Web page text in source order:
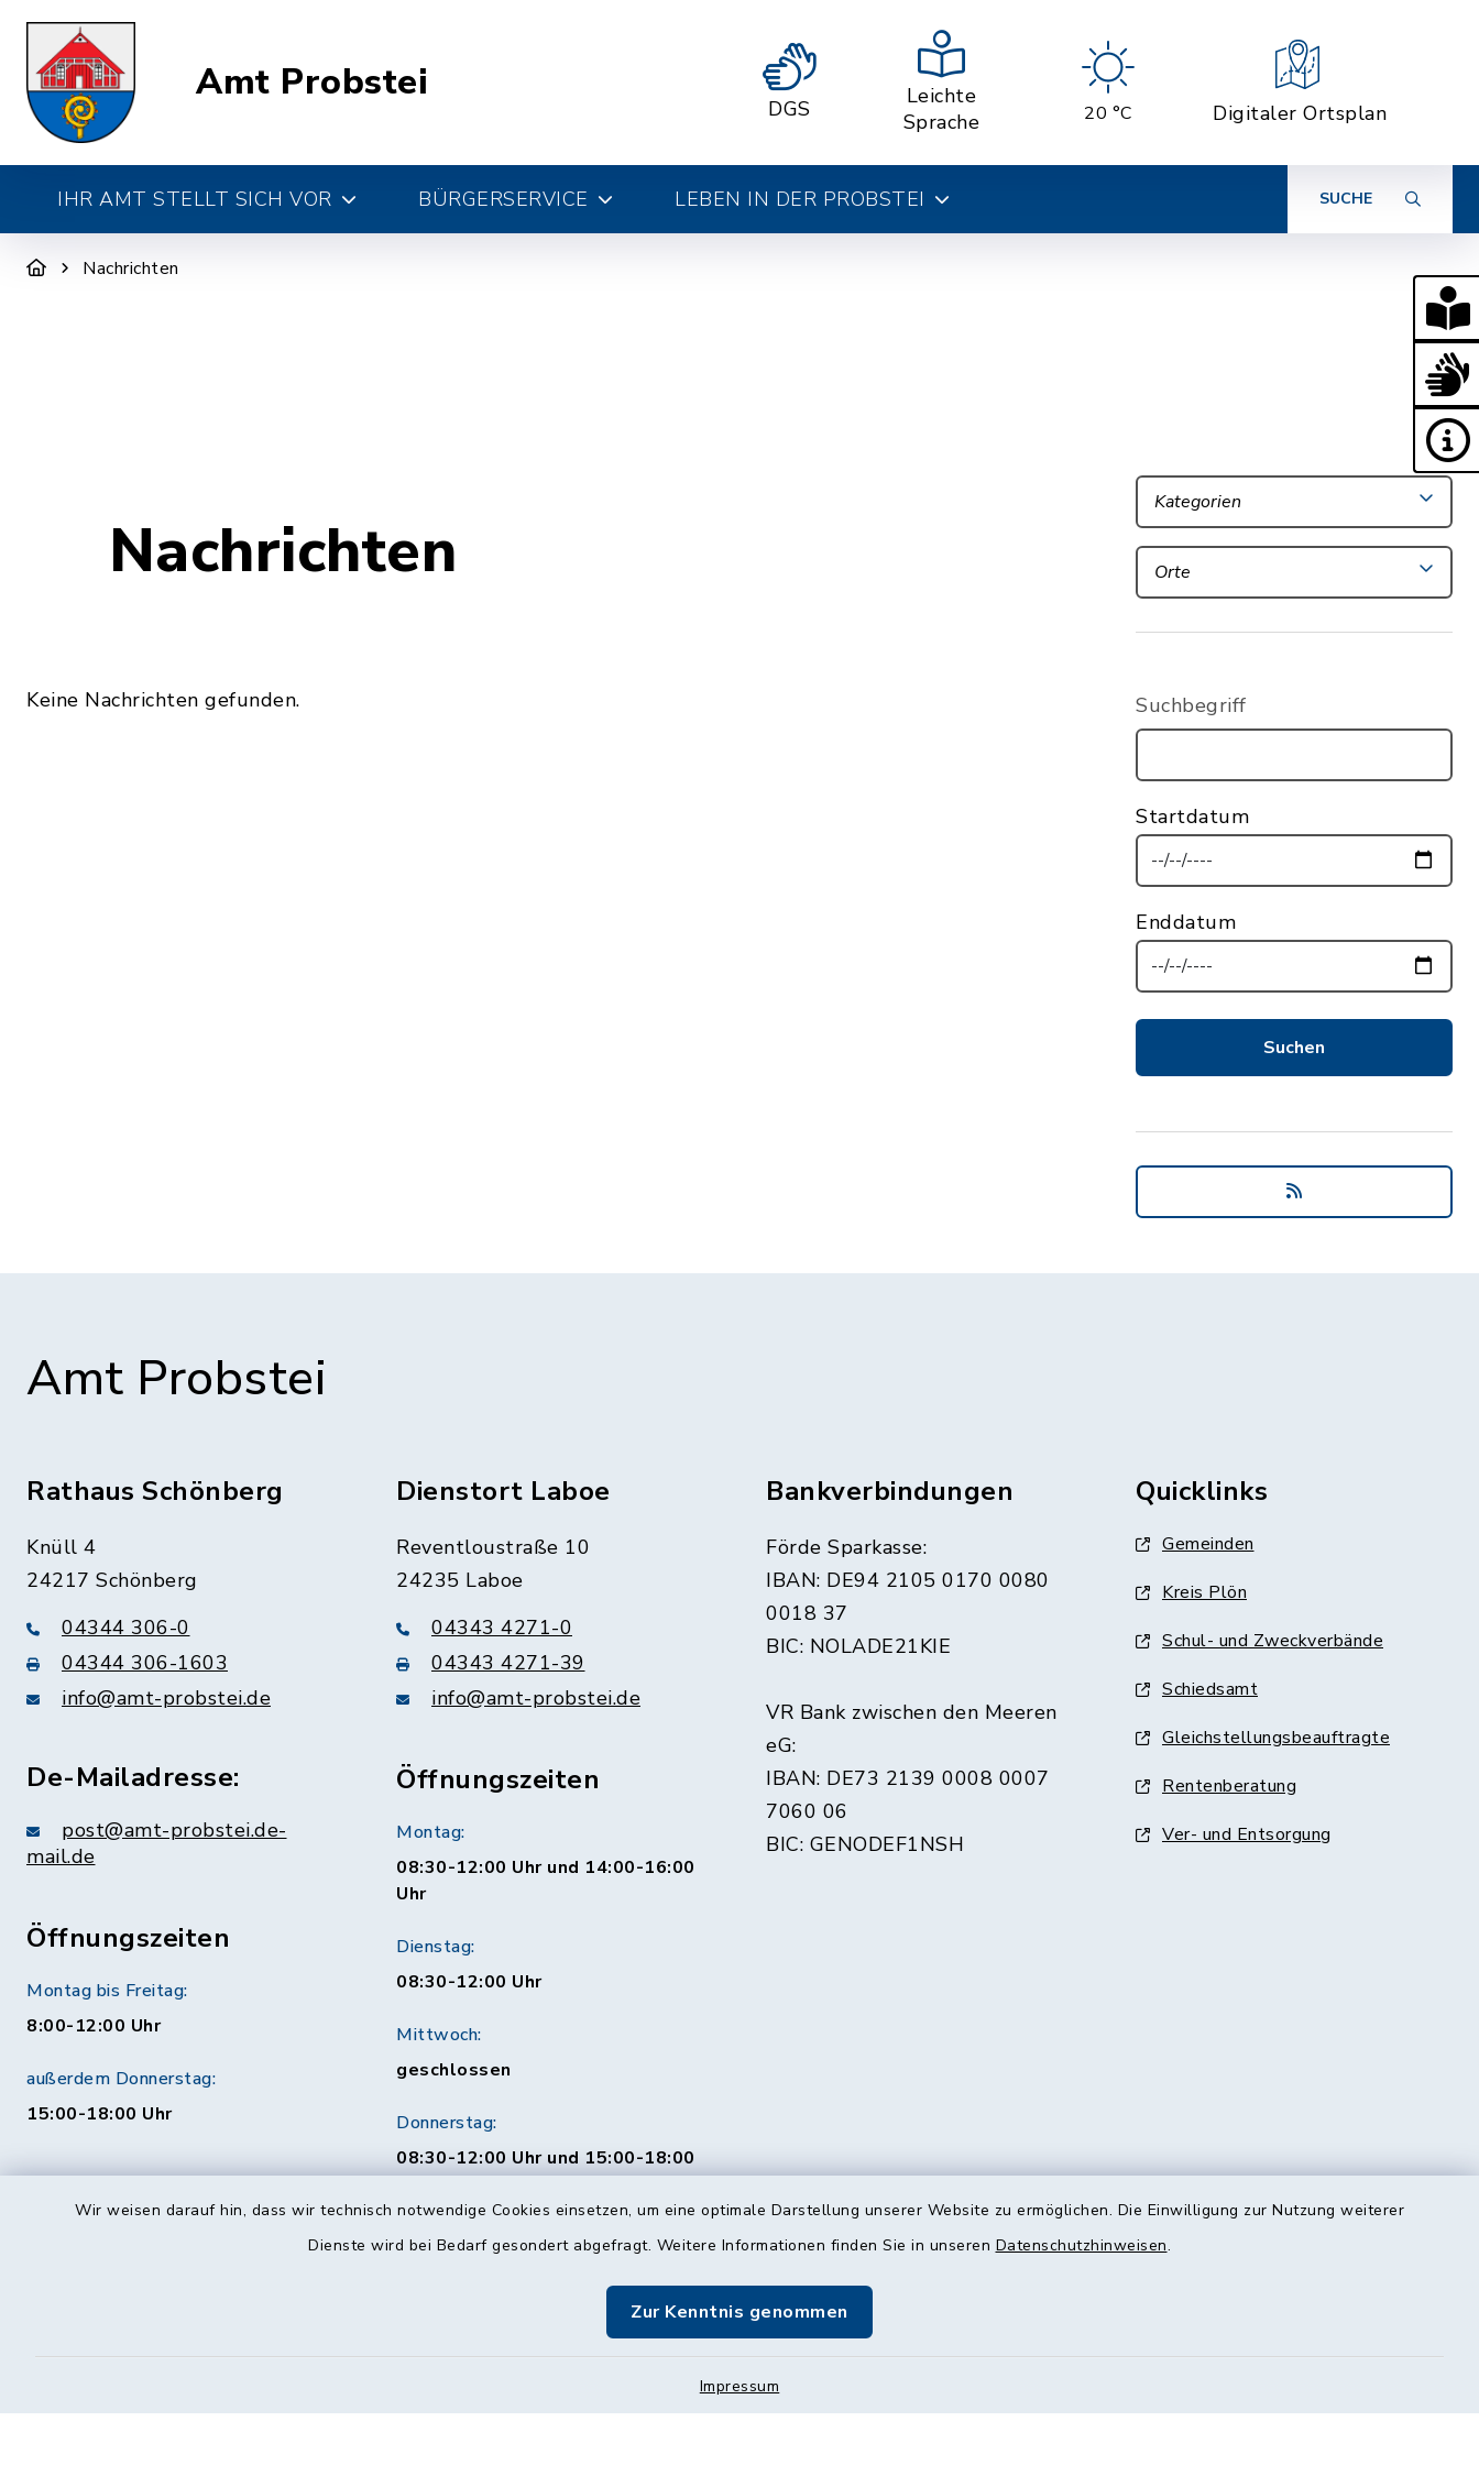
Wir weisen darauf hin, dass wir technisch notwendige Cookies einsetzen, um eine optimale Darstellung unserer Website zu ermöglichen. Die Einwilligung zur Nutzung weiterer
Dienste wird bei Bedarf gesondert abgefragt. Weitere Informationen finden Sie in unseren Datenschutzhinweisen.
Zur Kenntnis genommen
Impressum
Amt Probstei
DGS
Leichte
Sprache
20 °C Digitaler Ortsplan
IHR AMT STELLT SICH VOR BÜRGERSERVICE LEBEN IN DER PROBSTEI SUCHE
Nachrichten
Nachrichten
Keine Nachrichten gefunden.
Kategorien
Orte
Suchbegriff
Startdatum
Enddatum
Amt Probstei
Rathaus Schönberg
Knüll 4
24217 Schönberg
04344 306-0
04344 306-1603
info@amt-probstei.de
De-Mailadresse:
post@amt-probstei.de-
mail.de
Öffnungszeiten
Montag bis Freitag:
8:00-12:00 Uhr
außerdem Donnerstag:
15:00-18:00 Uhr
Dienstort Laboe
Reventloustraße 10
24235 Laboe
04343 4271-0
04343 4271-39
info@amt-probstei.de
Öffnungszeiten
Montag:
08:30-12:00 Uhr und 14:00-16:00
Uhr
Dienstag:
08:30-12:00 Uhr
Mittwoch:
geschlossen
Donnerstag:
08:30-12:00 Uhr und 15:00-18:00
Freitag:
Bankverbindungen
Förde Sparkasse:
IBAN: DE94 2105 0170 0080
0018 37
BIC: NOLADE21KIE
VR Bank zwischen den Meeren
eG:
IBAN: DE73 2139 0008 0007
7060 06
BIC: GENODEF1NSH
Quicklinks
Gemeinden
Kreis Plön
Schul- und Zweckverbände
Schiedsamt
Gleichstellungsbeauftragte
Rentenberatung
Ver- und Entsorgung